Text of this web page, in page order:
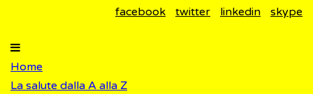
facebook twitter linkedin skype
Home
La salute dalla A alla Z